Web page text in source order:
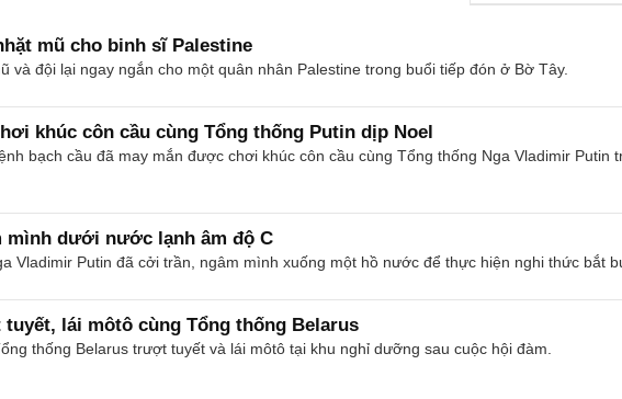
mũ cho binh sĩ Palestine
và đội lại ngay ngắn cho một quân nhân Palestine trong buổi tiếp đón ở Bờ Tây.
khúc côn cầu cùng Tổng thống Putin dịp Noel
bạch cầu đã may mắn được chơi khúc côn cầu cùng Tổng thống Nga Vladimir Putin
mình dưới nước lạnh âm độ C
Vladimir Putin đã cởi trần, ngâm mình xuống một hồ nước để thực hiện nghi thức bắt
lái môtô cùng Tổng thống Belarus
thống Belarus trượt tuyết và lái môtô tại khu nghỉ dưỡng sau cuộc hội đàm.